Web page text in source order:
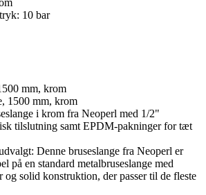
10 bar
mm, krom
i krom fra Neoperl med 1/2"
tilslutning samt EPDM-pakninger for tæt
Denne bruseslange fra Neoperl er
på en standard metalbruseslange med
og solid konstruktion, der passer til de fleste